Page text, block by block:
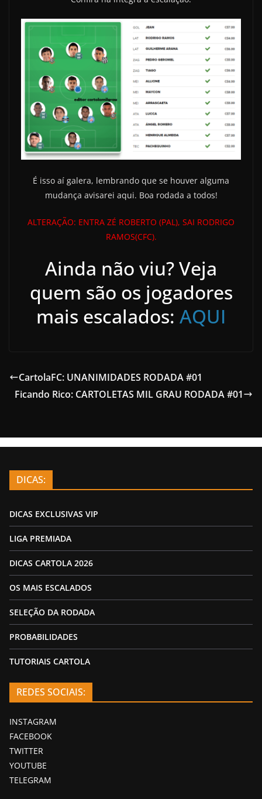
É isso aí galera, lembrando que se houver alguma
mudança avisarei aqui. Boa rodada a todos!
ALTERAÇÃO: ENTRA ZÉ ROBERTO (PAL), SAI RODRIGO
RAMOS(CFC).
Ainda não viu? Veja
quem são os jogadores
mais escalados: AQUI
CartolaFC: UNANIMIDADES RODADA #01
Ficando Rico: CARTOLETAS MIL GRAU RODADA #01
DICAS:
DICAS EXCLUSIVAS VIP
LIGA PREMIADA
DICAS CARTOLA 2026
OS MAIS ESCALADOS
SELEÇÃO DA RODADA
PROBABILIDADES
TUTORIAIS CARTOLA
REDES SOCIAIS:
INSTAGRAM
FACEBOOK
TWITTER
YOUTUBE
TELEGRAM